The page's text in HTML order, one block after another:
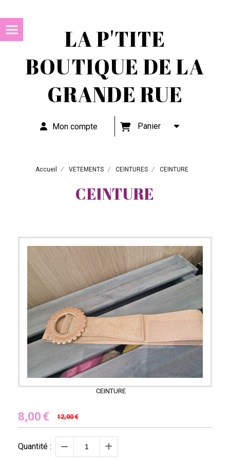
LA P'TITE
BOUTIQUE DE LA
GRANDE RUE
Mon compte Panier
Accueil VETEMENTS CEINTURES CEINTURE
CEINTURE
CEINTURE
8,00 € 12,00€
Quantité :